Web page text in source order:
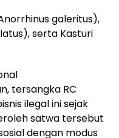
galeritus),
serta Kasturi
tersangka RC
ilegal ini sejak
satwa tersebut
dengan modus